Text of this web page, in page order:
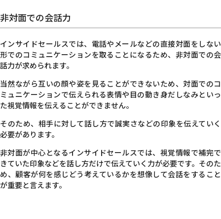
非対面での会話力
インサイドセールスでは、電話やメールなどの直接対面をしない
形でのコミュニケーションを取ることになるため、非対面での会
話力が求められます。
当然ながら互いの顔や姿を見ることができないため、対面でのコ
ミュニケーションで伝えられる表情や目の動き身だしなみといっ
た視覚情報を伝えることができません。
そのため、相手に対して話し方で誠実さなどの印象を伝えていく
必要があります。
非対面が中心となるインサイドセールスでは、視覚情報で補完で
きていた印象などを話し方だけで伝えていく力が必要です。 そのた
め、顧客が何を感じどう考えているかを想像して会話をすること
が重要と言えます。